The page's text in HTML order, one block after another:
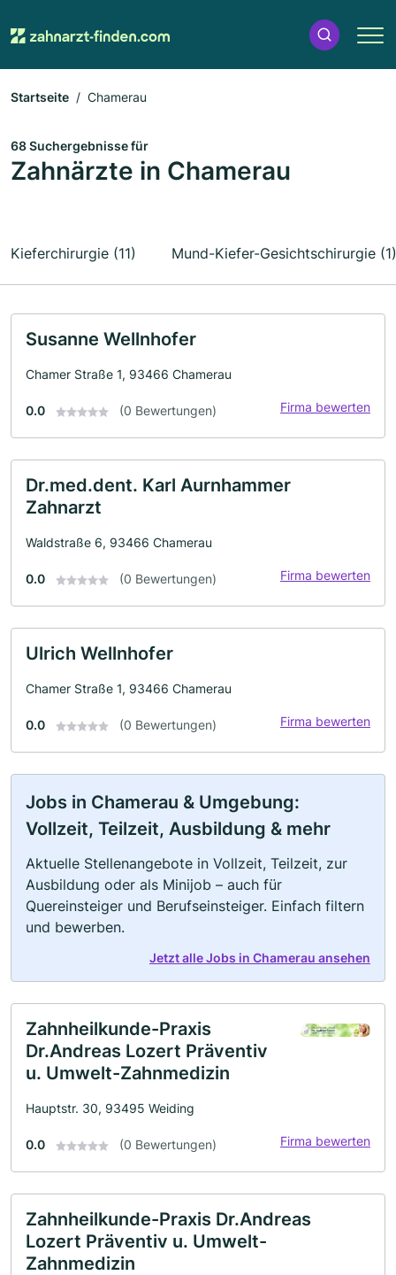
Startseite Chamerau
68 Suchergebnisse für
Zahnärzte in Chamerau
Kieferchirurgie (11) Mund-Kiefer-Gesichtschirurgie (1)
Susanne Wellnhofer
Chamer Straße 1, 93466 Chamerau
0.0 (0 Bewertungen) Firma bewerten
Dr.med.dent. Karl Aurnhammer
Zahnarzt
Waldstraße 6, 93466 Chamerau
0.0 (0 Bewertungen) Firma bewerten
Ulrich Wellnhofer
Chamer Straße 1, 93466 Chamerau
0.0 (0 Bewertungen) Firma bewerten
Jobs in Chamerau & Umgebung:
Vollzeit, Teilzeit, Ausbildung & mehr
Aktuelle Stellenangebote in Vollzeit, Teilzeit, zur
Ausbildung oder als Minijob – auch für
Quereinsteiger und Berufseinsteiger. Einfach filtern
und bewerben.
Jetzt alle Jobs in Chamerau ansehen
Zahnheilkunde-Praxis
Dr.Andreas Lozert Präventiv
u. Umwelt-Zahnmedizin
Hauptstr. 30, 93495 Weiding
0.0 (0 Bewertungen) Firma bewerten
Zahnheilkunde-Praxis Dr.Andreas
Lozert Präventiv u. Umwelt-
Zahnmedizin